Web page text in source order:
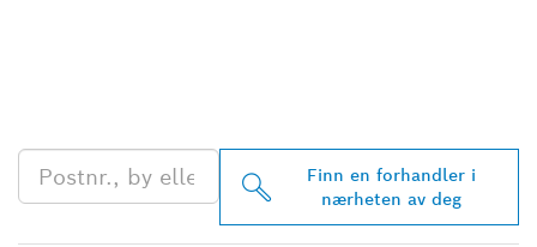
Finn en forhandler i
nærheten av deg